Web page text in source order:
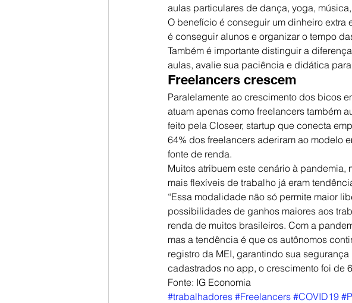
aulas particulares de dança, yoga,
O benefício é conseguir um dinheiro
é conseguir alunos e organizar o tempo
Também é importante distinguir a
aulas, avalie sua paciência e didática
Freelancers crescem
Paralelamente ao crescimento dos bicos
atuam apenas como freelancers também
feito pela Closeer, startup que conecta
64% dos freelancers aderiram ao modelo
fonte de renda.
Muitos atribuem este cenário à pandemia,
mais flexíveis de trabalho já eram
“Essa modalidade não só permite maior
possibilidades de ganhos maiores aos
renda de muitos brasileiros. Com a
mas a tendência é que os autônomos
registro da MEI, garantindo sua
cadastrados no app, o crescimento foi de
Fonte: IG Economia
#trabalhadores #Freelancers #COVID19